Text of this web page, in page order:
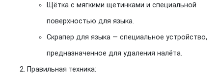
Щётка с мягкими щетинками и специальной
поверхностью для языка.
Скрапер для языка — специальное устройство,
предназначенное для удаления налёта.
Правильная техника: